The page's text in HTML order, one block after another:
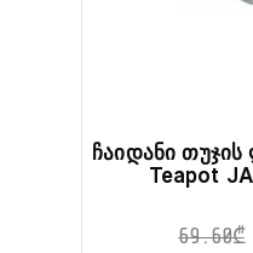
ჩაიდანი
Teapot
69.60₾